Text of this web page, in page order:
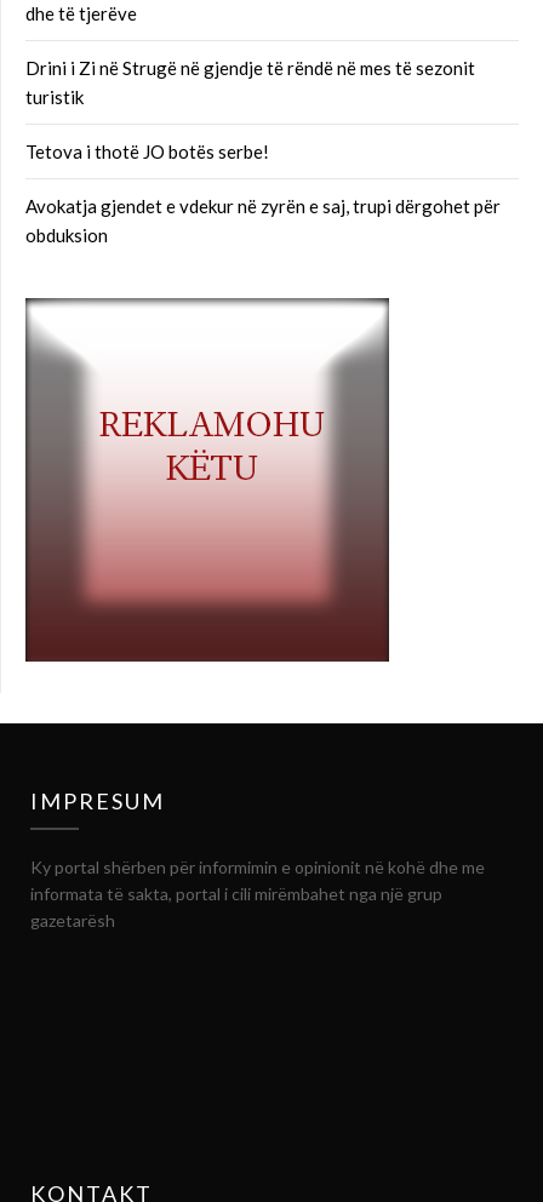
dhe të tjerëve
Drini i Zi në Strugë në gjendje të rëndë në mes të sezonit
turistik
Tetova i thotë JO botës serbe!
Avokatja gjendet e vdekur në zyrën e saj, trupi dërgohet për
obduksion
IMPRESUM
Ky portal shërben për informimin e opinionit në kohë dhe me
informata të sakta, portal i cili mirëmbahet nga një grup
gazetarësh
KONTAKT